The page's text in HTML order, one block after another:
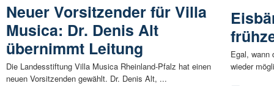
Neuer Vorsitzender für Villa
Musica: Dr. Denis Alt
übernimmt Leitung
Die Landesstiftung Villa Musica Rheinland-Pfalz hat einen
neuen Vorsitzenden gewählt. Dr. Denis Alt, ...
Egal, wann
wieder